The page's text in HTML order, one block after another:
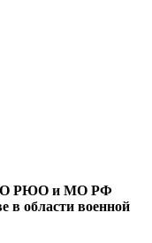
РЮО и МО РФ
в области военной